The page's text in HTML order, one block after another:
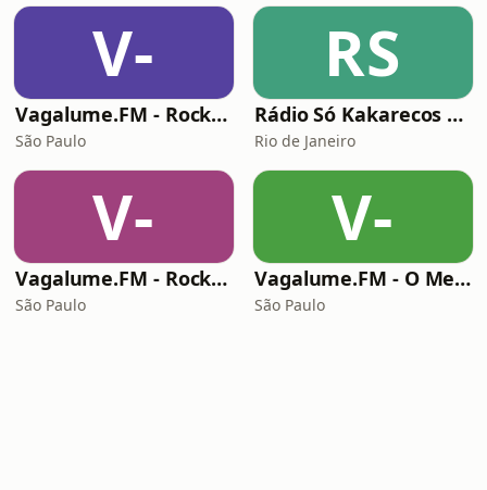
V-
Vagalume.FM - Rock - Das Raízes ao Progressivo
São Paulo
RS
Rádio Só Kakarecos Classic Rock
Rio de Janeiro
V-
Vagalume.FM - Rock Ballads
São Paulo
V-
Vagalume.FM - O Melhor de Coldplay
São Paulo